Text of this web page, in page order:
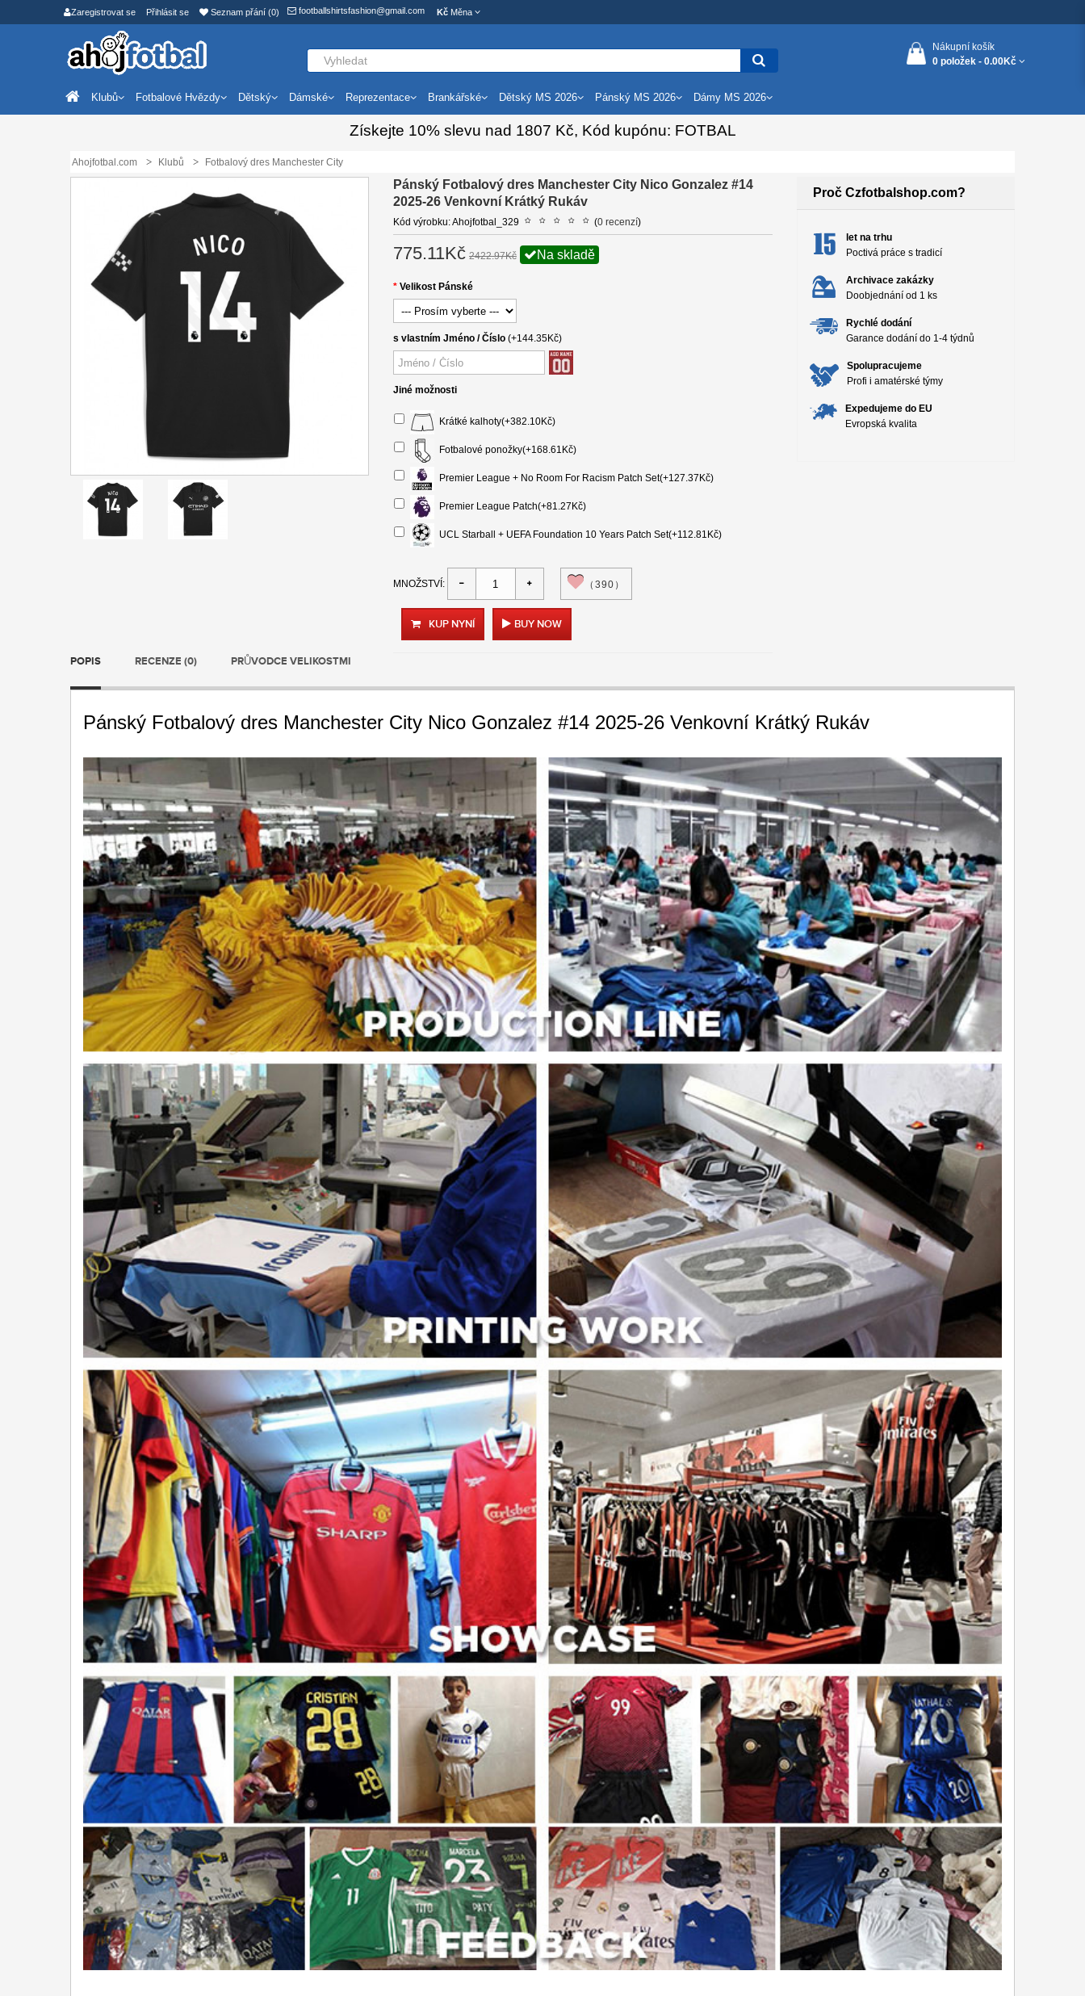
Zaregistrovat se Přihlásit se Seznam přání (0) footballshirtsfashion@gmail.com Kč Měna
Nákupní košík
0 položek - 0.00Kč
Klubů Fotbalové Hvězdy Dětský Dámské Reprezentace Brankářské Dětský MS 2026 Pánský MS 2026 Dámy MS 2026
Získejte 10%slevu nad 1807 Kč, Kód kupónu: FOTBAL
Ahojfotbal.com Klubů Fotbalový dres Manchester City
Pánský Fotbalový dres Manchester City Nico Gonzalez #14
2025-26 Venkovní Krátký Rukáv
Kód výrobku: Ahojfotbal_329 (0 recenzí)
775.11Kč 2422.97Kč Na skladě
Velikost Pánské
s vlastním Jméno / Číslo(+144.35Kč)
Jiné možnosti
Krátké kalhoty(+382.10Kč)
Fotbalové ponožky(+168.61Kč)
Premier League + No Room For Racism Patch Set(+127.37Kč)
Premier League Patch(+81.27Kč)
UCL Starball + UEFA Foundation 10 Years Patch Set(+112.81Kč)
MNOŽSTVÍ: （390）
KUP NYNÍ BUY NOW
Proč Czfotbalshop.com?
let na trhu
Poctivá práce s tradicí
Archivace zakázky
Doobjednání od 1 ks
Rychlé dodání
Garance dodání do 1-4 týdnů
Spolupracujeme
Profi i amatérské týmy
Expedujeme do EU
Evropská kvalita
POPIS RECENZE (0) PRŮVODCE VELIKOSTMI
Pánský Fotbalový dres Manchester City Nico Gonzalez #14 2025-26 Venkovní Krátký Rukáv